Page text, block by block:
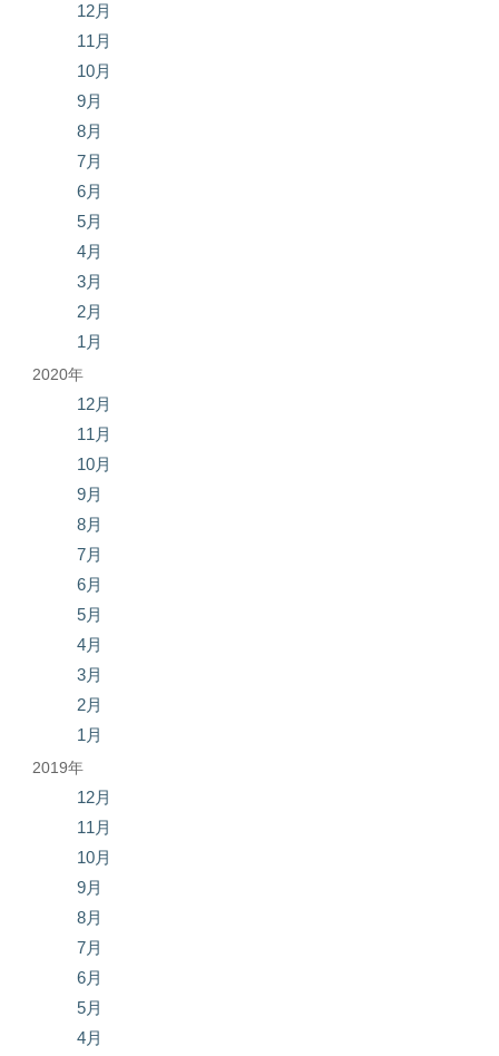
12月
11月
10月
9月
8月
7月
6月
5月
4月
3月
2月
1月
2020年
12月
11月
10月
9月
8月
7月
6月
5月
4月
3月
2月
1月
2019年
12月
11月
10月
9月
8月
7月
6月
5月
4月